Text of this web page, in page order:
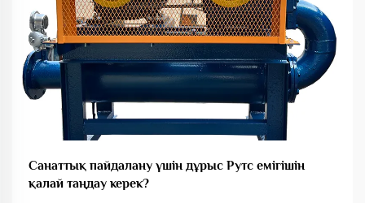
Санаттық пайдалану үшін дұрыс Рутс емігішін
қалай таңдау керек?